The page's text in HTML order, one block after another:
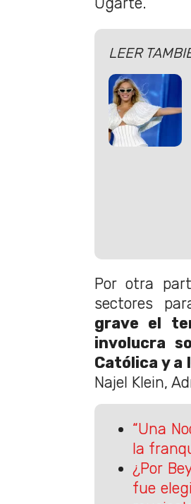
LEER
Por otra
sectores
grave el
involucra
Católica y a
Najel Klein,
“Una
la
¿Por
fue